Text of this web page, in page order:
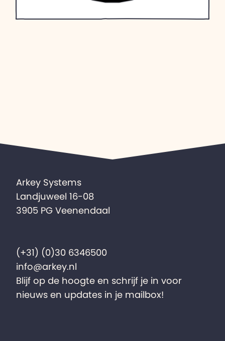
Arkey Systems
Landjuweel 16-08
3905 PG Veenendaal
(+31) (0)30 6346500
info@arkey.nl
Blijf op de hoogte en schrijf je in voor
nieuws en updates in je mailbox!